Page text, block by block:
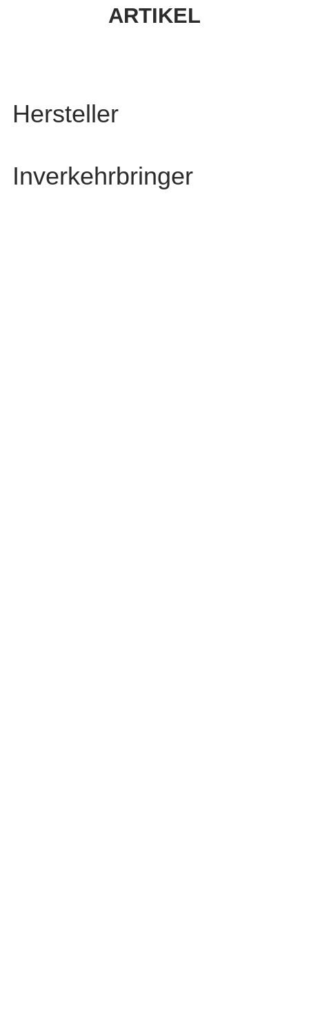
ARTIKEL
Hersteller
Inverkehrbringer